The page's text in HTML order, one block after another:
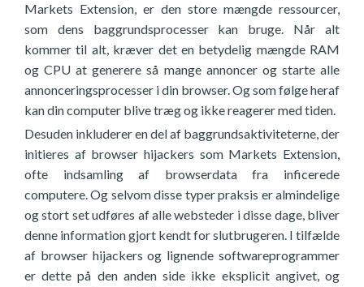
Markets Extension, er den store mængde ressourcer,
som dens baggrundsprocesser kan bruge. Når alt
kommer til alt, kræver det en betydelig mængde RAM
og CPU at generere så mange annoncer og starte alle
annonceringsprocesser i din browser. Og som følge heraf
kan din computer blive træg og ikke reagerer med tiden.
Desuden inkluderer en del af baggrundsaktiviteterne, der
initieres af browser hijackers som Markets Extension,
ofte indsamling af browserdata fra inficerede
computere. Og selvom disse typer praksis er almindelige
og stort set udføres af alle websteder i disse dage, bliver
denne information gjort kendt for slutbrugeren. I tilfælde
af browser hijackers og lignende softwareprogrammer
er dette på den anden side ikke eksplicit angivet, og